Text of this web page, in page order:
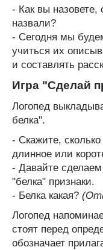
- Как вы
назвали?
- Сегодня мы
учиться их
и составлять
Игра "Сделай
Логопед
белка".
- Скажите,
длинное или
- Давайте
"белка" признаки.
- Белка какая?
Логопед
стоят перед
обозначает